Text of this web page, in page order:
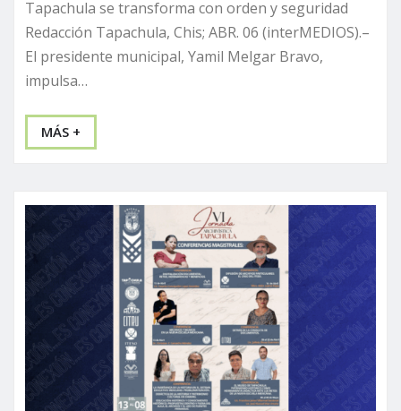
Tapachula se transforma con orden y seguridad
Redacción Tapachula, Chis; ABR. 06 (interMEDIOS).–
El presidente municipal, Yamil Melgar Bravo,
impulsa…
MÁS +